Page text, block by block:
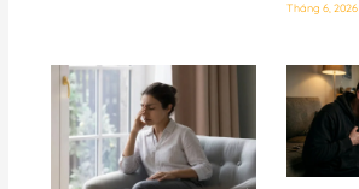
Tháng 6, 2026